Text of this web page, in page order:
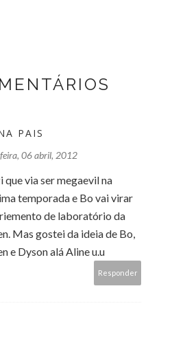
PAIS
06 abril, 2012
que via ser megaevil na
temporada e Bo vai virar
de laboratório da
Mas gostei da ideia de Bo,
e Dyson alá Aline u.u
Responder